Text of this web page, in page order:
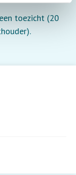
toezicht (20